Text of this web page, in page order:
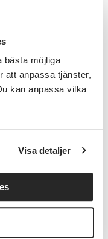
bästa möjliga
att anpassa tjänster,
kan anpassa vilka
Visa detaljer